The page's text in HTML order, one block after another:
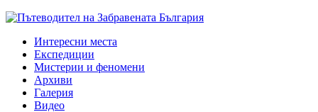
Интересни места
Експедиции
Мистерии и феномени
Архиви
Галерия
Видео